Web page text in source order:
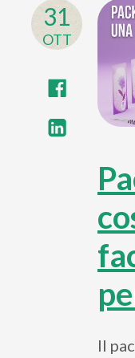
31
OTT
Il